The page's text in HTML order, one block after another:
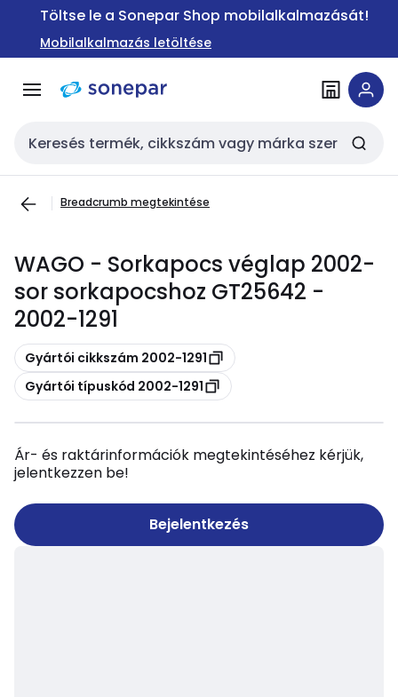
Ugrás a
Ugrás a
tartalomra
Töltse le a Sonepar Shop mobilalkalmazását!
Mobilalkalmazás letöltése
Keresési bemenet
Breadcrumb megtekintése
WAGO - Sorkapocs véglap 2002-
sor sorkapocshoz GT25642 -
2002-1291
Másolás
Gyártói cikkszám 2002-1291
Másolás
Gyártói típuskód 2002-1291
Ár- és raktárinformációk megtekintéséhez kérjük,
jelentkezzen be!
Bejelentkezés